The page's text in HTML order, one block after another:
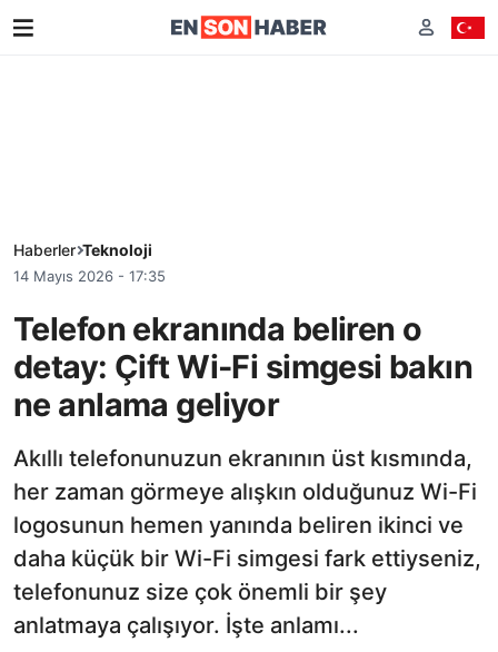
Haberler Teknoloji
14 Mayıs 2026 - 17:35
Telefon ekranında beliren o
detay: Çift Wi-Fi simgesi bakın
ne anlama geliyor
Akıllı telefonunuzun ekranının üst kısmında,
her zaman görmeye alışkın olduğunuz Wi-Fi
logosunun hemen yanında beliren ikinci ve
daha küçük bir Wi-Fi simgesi fark ettiyseniz,
telefonunuz size çok önemli bir şey
anlatmaya çalışıyor. İşte anlamı...